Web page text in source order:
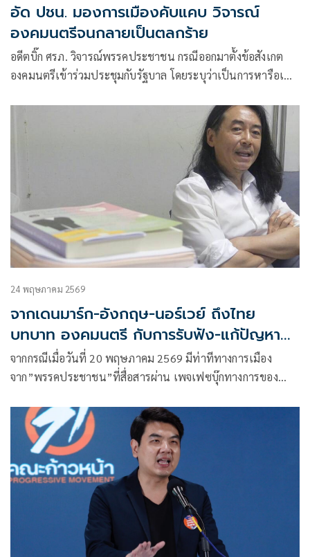
อัด ปชน. มองการเมืองคับแคบ วิจารณ์
องคมนตรีจนกลายเป็นตลกร้าย
อดีตบิ๊ก ศรภ. วิจารณ์พรรคประชาชน กรณีออกมาตั้งข้อสังเกต
องคมนตรีเข้าร่วมประชุมกับรัฐบาล โดยระบุว่าเป็นการหารือเพื่อ
เรื่องการเมือง พร้อมมองว่าการออกมาวิพากษ์วิจ
24 พฤษภาคม 2569
จากเดนมาร์ก-อังกฤษ-นอร์เวย์ ถึงไทย
บทบาท องคมนตรี กับการรับฟัง-แก้ปัญหา
ประชาชน
จากกรณีเมื่อวันที่ 20 พฤษภาคม 2569 มีท่าทีทางการเมือง
จาก”พรรคประชาชน”ที่สื่อสารผ่าน เพจเฟซบุ๊กทางการของ